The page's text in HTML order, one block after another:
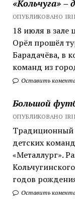
«Кольчуга»
ОПУБЛИКОВАНО
18 июля в зале
Орёл прошёл
Барадачёва, в
команд из
Оставить
Большой
ОПУБЛИКОВАНО
Традиционный
детских
«Металлург».
годов
Оставить